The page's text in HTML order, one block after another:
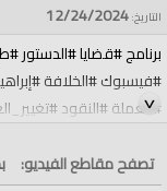
التاريخ:12/24/2024
برنامج #قضايا
#فيسبوك #الخلافة
#العملة #النقود
الولايات والمناطق
الولايات والمناطق»
تصفح مقاطع الفيديو: